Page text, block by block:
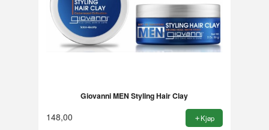
Giovanni MEN Styling Hair Clay
148,00 Kjøp